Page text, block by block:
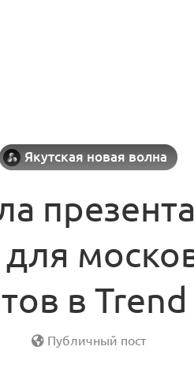
Якутская новая волна
в
Публичный пост